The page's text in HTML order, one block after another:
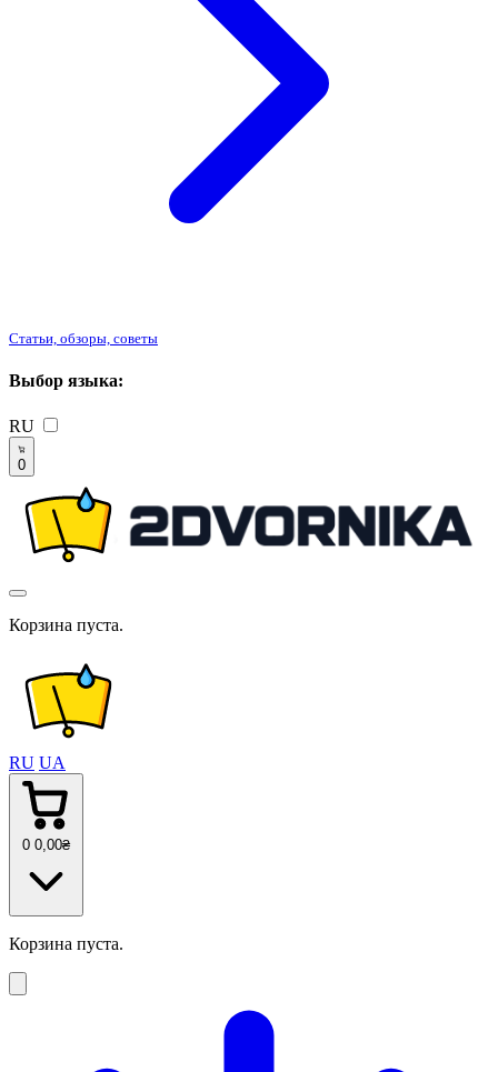
Статьи, обзоры, советы
Выбор языка:
RU
0
Корзина пуста.
RU UA
0 0 ,00₴
Корзина пуста.